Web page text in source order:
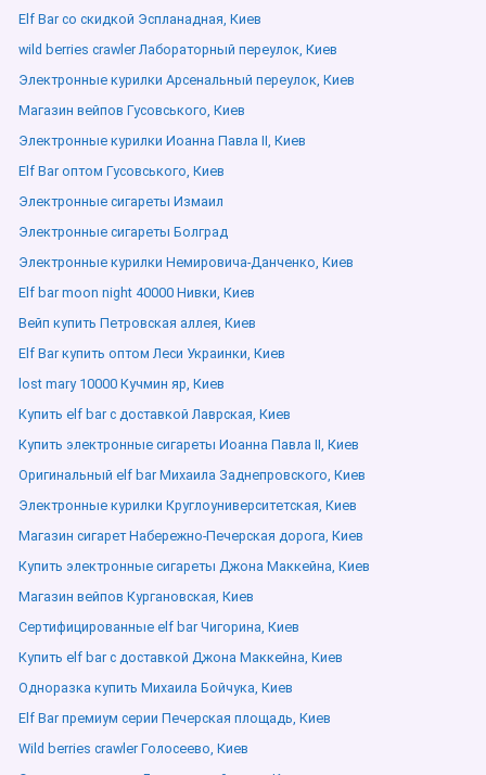
Elf Bar со скидкой Эспланадная, Киев
wild berries crawler Лабораторный переулок, Киев
Электронные курилки Арсенальный переулок, Киев
Магазин вейпов Гусовського, Киев
Электронные курилки Иоанна Павла ІІ, Киев
Elf Bar оптом Гусовського, Киев
Электронные сигареты Измаил
Электронные сигареты Болград
Электронные курилки Немировича-Данченко, Киев
Elf bar moon night 40000 Нивки, Киев
Вейп купить Петровская аллея, Киев
Elf Bar купить оптом Леси Украинки, Киев
lost mary 10000 Кучмин яр, Киев
Купить elf bar с доставкой Лаврская, Киев
Купить электронные сигареты Иоанна Павла ІІ, Киев
Оригинальный elf bar Михаила Заднепровского, Киев
Электронные курилки Круглоуниверситетская, Киев
Магазин сигарет Набережно-Печерская дорога, Киев
Купить электронные сигареты Джона Маккейна, Киев
Магазин вейпов Кургановская, Киев
Сертифицированные elf bar Чигорина, Киев
Купить elf bar с доставкой Джона Маккейна, Киев
Одноразка купить Михаила Бойчука, Киев
Elf Bar премиум серии Печерская площадь, Киев
Wild berries crawler Голосеево, Киев